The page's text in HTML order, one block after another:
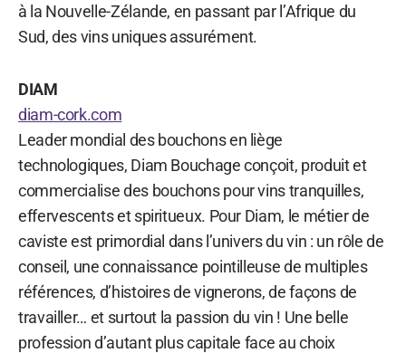
à la Nouvelle-Zélande, en passant par l’Afrique du
Sud, des vins uniques assurément.
DIAM
diam-cork.com
Leader mondial des bouchons en liège
technologiques, Diam Bouchage conçoit, produit et
commercialise des bouchons pour vins tranquilles,
effervescents et spiritueux. Pour Diam, le métier de
caviste est primordial dans l’univers du vin : un rôle de
conseil, une connaissance pointilleuse de multiples
références, d’histoires de vignerons, de façons de
travailler… et surtout la passion du vin ! Une belle
profession d’autant plus capitale face au choix